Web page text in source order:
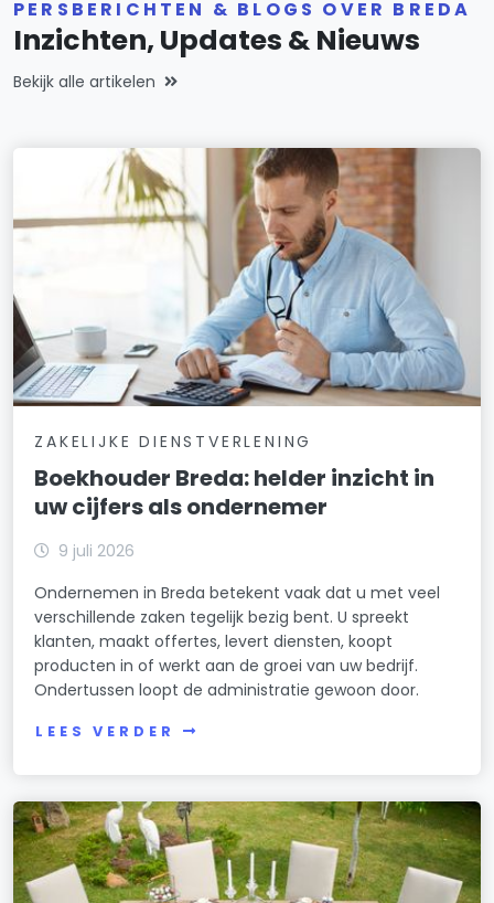
PERSBERICHTEN & BLOGS OVER BREDA
Inzichten, Updates & Nieuws
Bekijk alle artikelen
ZAKELIJKE DIENSTVERLENING
Boekhouder Breda: helder inzicht in
uw cijfers als ondernemer
9 juli 2026
Ondernemen in Breda betekent vaak dat u met veel
verschillende zaken tegelijk bezig bent. U spreekt
klanten, maakt offertes, levert diensten, koopt
producten in of werkt aan de groei van uw bedrijf.
Ondertussen loopt de administratie gewoon door.
LEES VERDER